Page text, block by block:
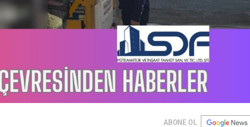
ABONE OL